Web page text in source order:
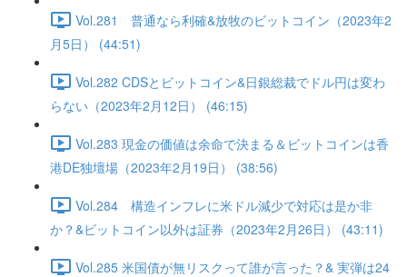
Vol.281 普通なら利確&放牧のビットコイン（2023年2
月5日） (44:51)
Vol.282 CDSとビットコイン&日銀総裁でドル円は変わ
らない（2023年2月12日） (46:15)
Vol.283 現金の価値は余命で決まる＆ビットコインは香
港DE独壇場（2023年2月19日） (38:56)
Vol.284 構造インフレに米ドル減少で対応は是か非
か？&ビットコイン以外は証券（2023年2月26日） (43:11)
Vol.285 米国債が無リスクって誰が言った？& 実弾は24